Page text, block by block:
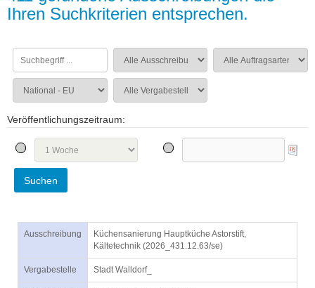
Ihren Suchkriterien entsprechen.
Veröffentlichungszeitraum:
Ausschreibung
Küchensanierung Hauptküche Astorstift,
Kältetechnik (2026_431.12.63/se)
Vergabestelle Stadt Walldorf_